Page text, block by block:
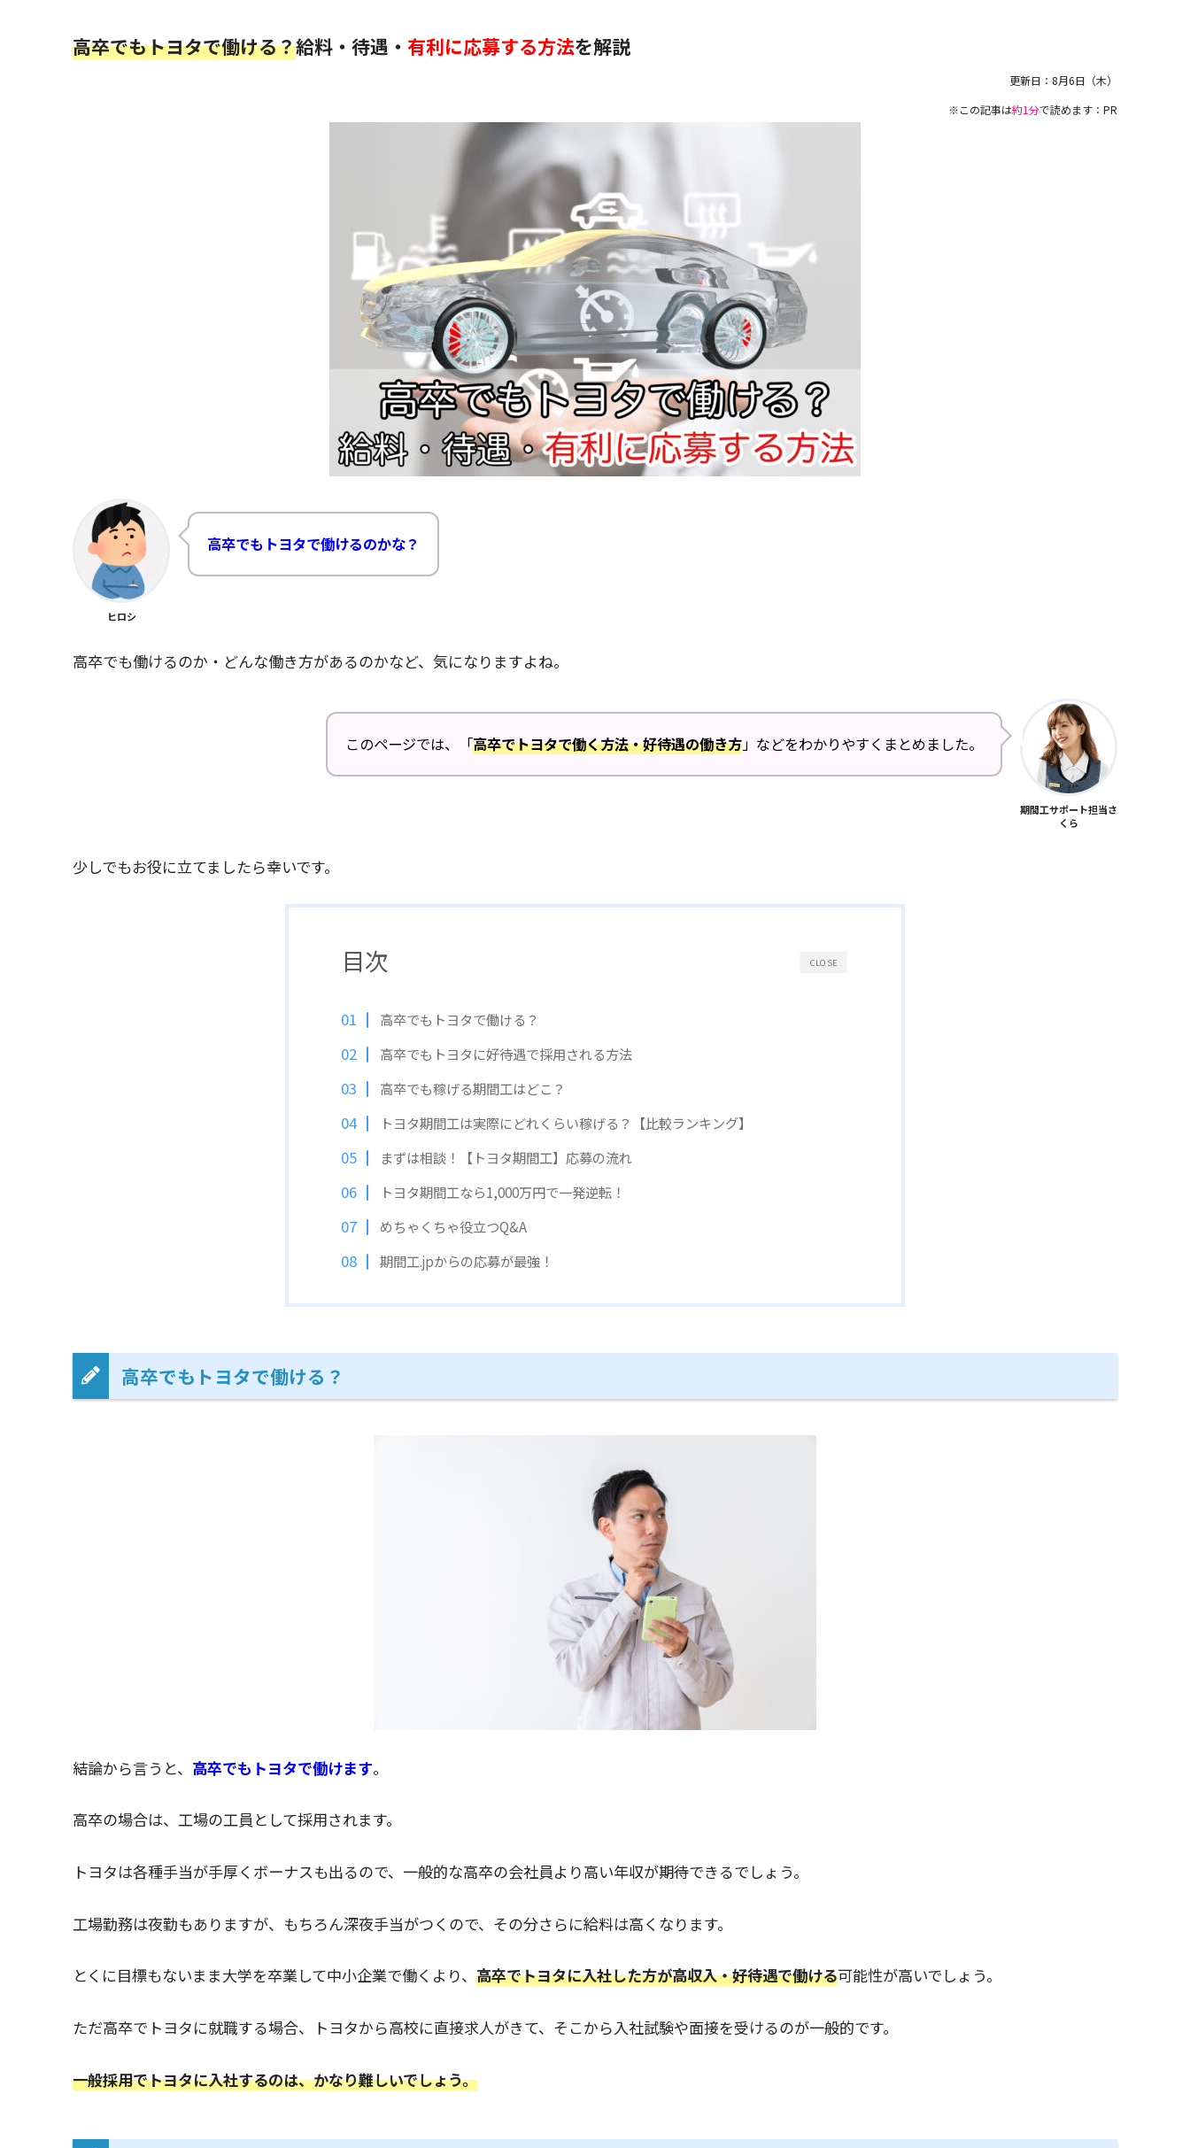
高卒でもトヨタで働ける？給料・待遇・ 有利に応募する方法を解説
更新日： 8月6日（木）
※この記事は約1分で読めます：PR
ヒロシ
高卒でもトヨタで働けるのかな？
高卒でも働けるのか・どんな働き方があるのかなど、気になりますよね。
このページでは、「高卒でトヨタで働く方法・好待遇の働き方」などをわかりやすくまとめました。
期間工サポート担当さ
くら
少しでもお役に立てましたら幸いです。
CLOSE
目次
高卒でもトヨタで働ける？
高卒でもトヨタに好待遇で採用される方法
高卒でも稼げる期間工はどこ？
トヨタ期間工は実際にどれくらい稼げる？【比較ランキング】
まずは相談！【トヨタ期間工】応募の流れ
トヨタ期間工なら1,000万円で一発逆転！
めちゃくちゃ役立つQ&A
期間工.jpからの応募が最強！
高卒でもトヨタで働ける？
結論から言うと、 高卒でもトヨタで働けます。
高卒の場合は、工場の工員として採用されます。
トヨタは各種手当が手厚くボーナスも出るので、一般的な高卒の会社員より高い年収が期待できるでしょう。
工場勤務は夜勤もありますが、もちろん深夜手当がつくので、その分さらに給料は高くなります。
とくに目標もないまま大学を卒業して中小企業で働くより、 高卒でトヨタに入社した方が高収入・好待遇で働ける可能性が高いでしょう。
ただ高卒でトヨタに就職する場合、トヨタから高校に直接求人がきて、そこから入社試験や面接を受けるのが一般的です。
一般採用でトヨタに入社するのは、かなり難しいでしょう。